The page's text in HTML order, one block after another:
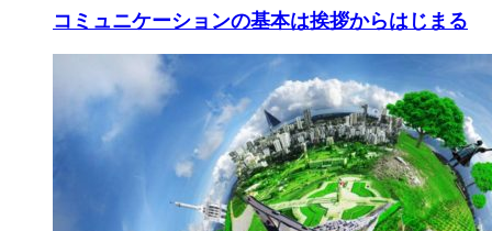
コミュニケーションの基本は挨拶からはじまる